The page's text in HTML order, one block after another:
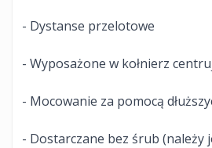
- Dystanse przelotowe
- Wyposażone w kołnierz
- Mocowanie za pomocą
- Dostarczane bez śrub (należy